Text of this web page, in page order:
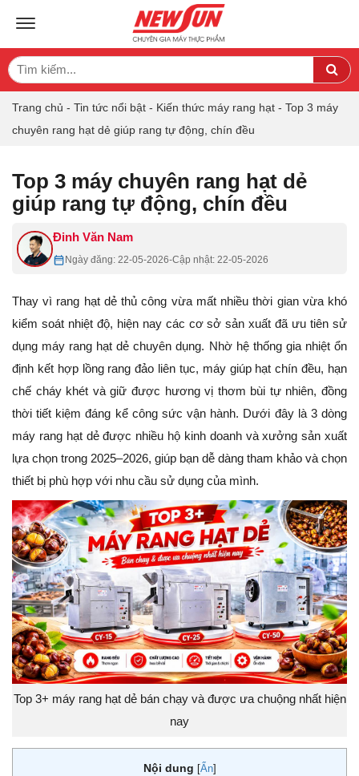
TOGGLE NAVIGATION
Search
for:
Trang chủ - Tin tức nổi bật - Kiến thức máy rang hạt - Top 3 máy
chuyên rang hạt dẻ giúp rang tự động, chín đều
Top 3 máy chuyên rang hạt dẻ
giúp rang tự động, chín đều
Đinh Văn Nam
Ngày đăng: 22-05-2026-Cập nhật: 22-05-2026
Thay vì rang hạt dẻ thủ công vừa mất nhiều thời gian vừa khó
kiểm soát nhiệt độ, hiện nay các cơ sở sản xuất đã ưu tiên sử
dụng máy rang hạt dẻ chuyên dụng. Nhờ hệ thống gia nhiệt ổn
định kết hợp lồng rang đảo liên tục, máy giúp hạt chín đều, hạn
chế cháy khét và giữ được hương vị thơm bùi tự nhiên, đồng
thời tiết kiệm đáng kể công sức vận hành. Dưới đây là 3 dòng
máy rang hạt dẻ được nhiều hộ kinh doanh và xưởng sản xuất
lựa chọn trong 2025–2026, giúp bạn dễ dàng tham khảo và chọn
thiết bị phù hợp với nhu cầu sử dụng của mình.
Top 3+ máy rang hạt dẻ bán chạy và được ưa chuộng nhất hiện
nay
Nội dung [Ẩn]